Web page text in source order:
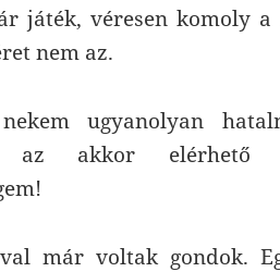
játék, véresen komoly
nem az.
ugyanolyan
az akkor elérhető
már voltak gondok.